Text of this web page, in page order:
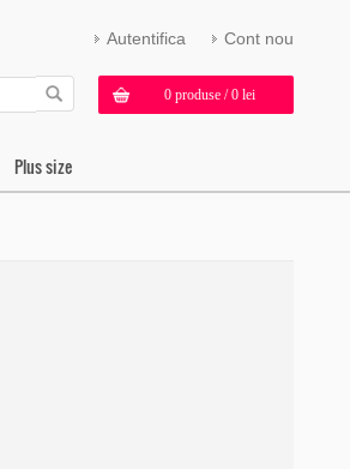
Autentifica Cont nou
0 produse / 0 lei
Plus size